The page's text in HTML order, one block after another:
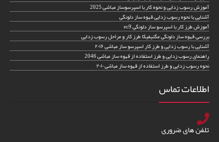
آموزش رسوب زدایی و نحوه کار با اسپرسوساز مباشی 2025
آشنایی با نحوه رسوب زدایی قهوه ساز دلونگی
آموزش طرز کار با اسپرسو ساز دلونگی ec9
بررسی قهوه ساز دلونگی مگنیفیکا طرز کار و مراحل رسوب زدایی
آشنایی با رسوب زدایی و طرز کار اسپرسو ساز مباشی ۲۰۱۶
راهنمای رسوب زدایی و طرز استفاده از قهوه ساز مباشی 2046
نحوه رسوب زدایی و طرز استفاده از قهوه ساز مباشی ۲۰۱۰
اطلاعات تماس
تلفن های ضروری